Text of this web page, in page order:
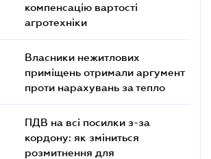
компенсацію вартості
агротехніки
Власники нежитлових
приміщень отримали аргумент
проти нарахувань за тепло
ПДВ на всі посилки з-за
кордону: як зміниться
розмитнення для